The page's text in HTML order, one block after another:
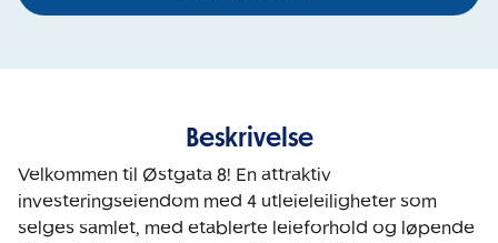
Beskrivelse
Velkommen til Østgata 8! En attraktiv
investeringseiendom med 4 utleieleiligheter som
selges samlet, med etablerte leieforhold og løpende